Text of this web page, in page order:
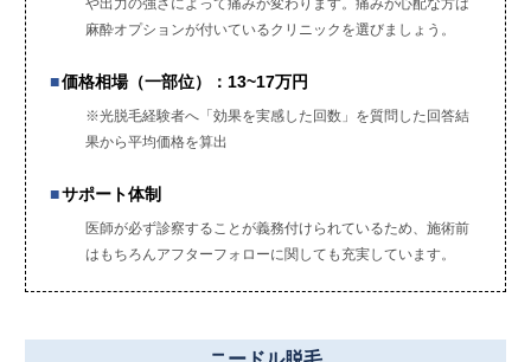
や出力の強さによって痛みが変わります。痛みが心配な方は
麻酔オプションが付いているクリニックを選びましょう。
価格相場（一部位）：13~17万円
※光脱毛経験者へ「効果を実感した回数」を質問した回答結
果から平均価格を算出
サポート体制
医師が必ず診察することが義務付けられているため、施術前
はもちろんアフターフォローに関しても充実しています。